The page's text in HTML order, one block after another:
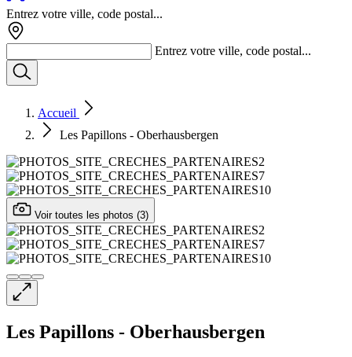
Entrez votre ville, code postal...
Entrez votre ville, code postal...
Accueil
Les Papillons - Oberhausbergen
Voir toutes les photos (3)
Les Papillons - Oberhausbergen